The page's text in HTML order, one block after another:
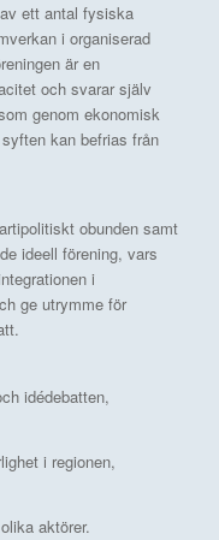
ett antal fysiska
i organiserad
är en
och svarar själv
genom ekonomisk
kan befrias från
obunden samt
ideell förening, vars
i
ge utrymme för
idédebatten,
i regionen,
aktörer.